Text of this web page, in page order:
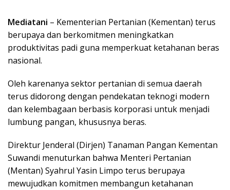
Mediatani – Kementerian Pertanian (Kementan) terus
berupaya dan berkomitmen meningkatkan
produktivitas padi guna memperkuat ketahanan beras
nasional.
Oleh karenanya sektor pertanian di semua daerah
terus didorong dengan pendekatan teknogi modern
dan kelembagaan berbasis korporasi untuk menjadi
lumbung pangan, khususnya beras.
Direktur Jenderal (Dirjen) Tanaman Pangan Kementan
Suwandi menuturkan bahwa Menteri Pertanian
(Mentan) Syahrul Yasin Limpo terus berupaya
mewujudkan komitmen membangun ketahanan